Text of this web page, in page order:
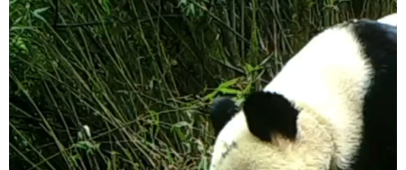
文化 书画 健康 军事
访谈 视频 图片 政务
法律 中央文件 金融 汽车
食品 人居 信息化 数字经济
学术中国 乡村振兴 银龄 溯源中国